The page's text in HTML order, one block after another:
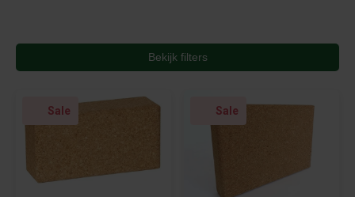
Bekijk filters
Sale Sale